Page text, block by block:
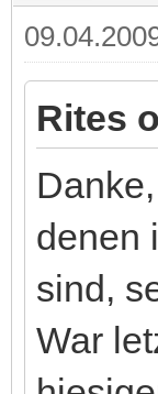
Rites
denen
sind,
War